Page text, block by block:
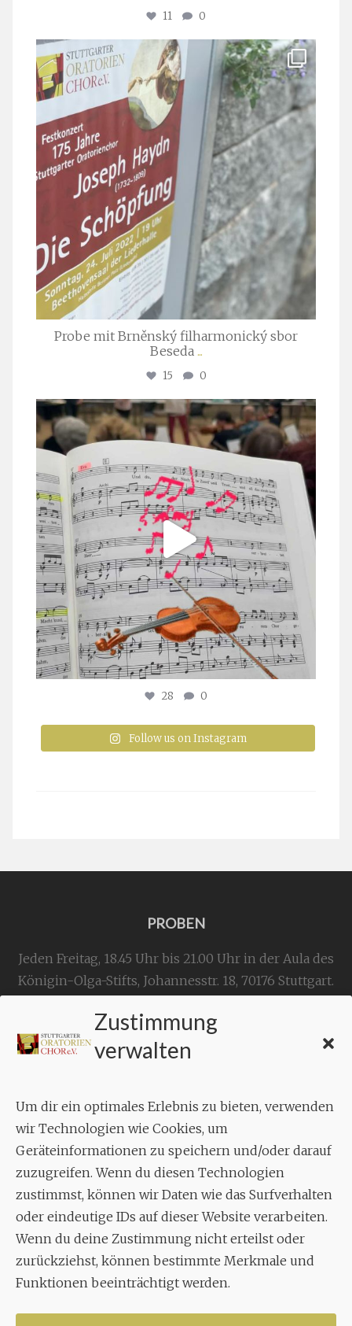
Zustimmung
verwalten
Um dir ein optimales Erlebnis zu bieten, verwenden
wir Technologien wie Cookies, um
Geräteinformationen zu speichern und/oder darauf
zuzugreifen. Wenn du diesen Technologien
zustimmst, können wir Daten wie das Surfverhalten
oder eindeutige IDs auf dieser Website verarbeiten.
Wenn du deine Zustimmung nicht erteilst oder
zurückziehst, können bestimmte Merkmale und
Funktionen beeinträchtigt werden.
11 0
stuttgarter_oratorienchor
Juli 23
Probe mit Brněnský filharmonický sbor
Beseda ...
15 0
stuttgarter_oratorienchor
Juli 23
28 0
Follow us on Instagram
PROBEN
Jeden Freitag, 18.45 Uhr bis 21.00 Uhr in der Aula des
Königin-Olga-Stifts, Johannesstr. 18, 70176 Stuttgart.
KONTAKT
Geschäftsstelle:
Aixheimer Str. 18
70619 Stuttgart
MUSIK
Musikalischer Leiter:
Enrico Trummer
Tel.+49 (0)177 / 34 23 57 1
Facebook
TwitterYouTube